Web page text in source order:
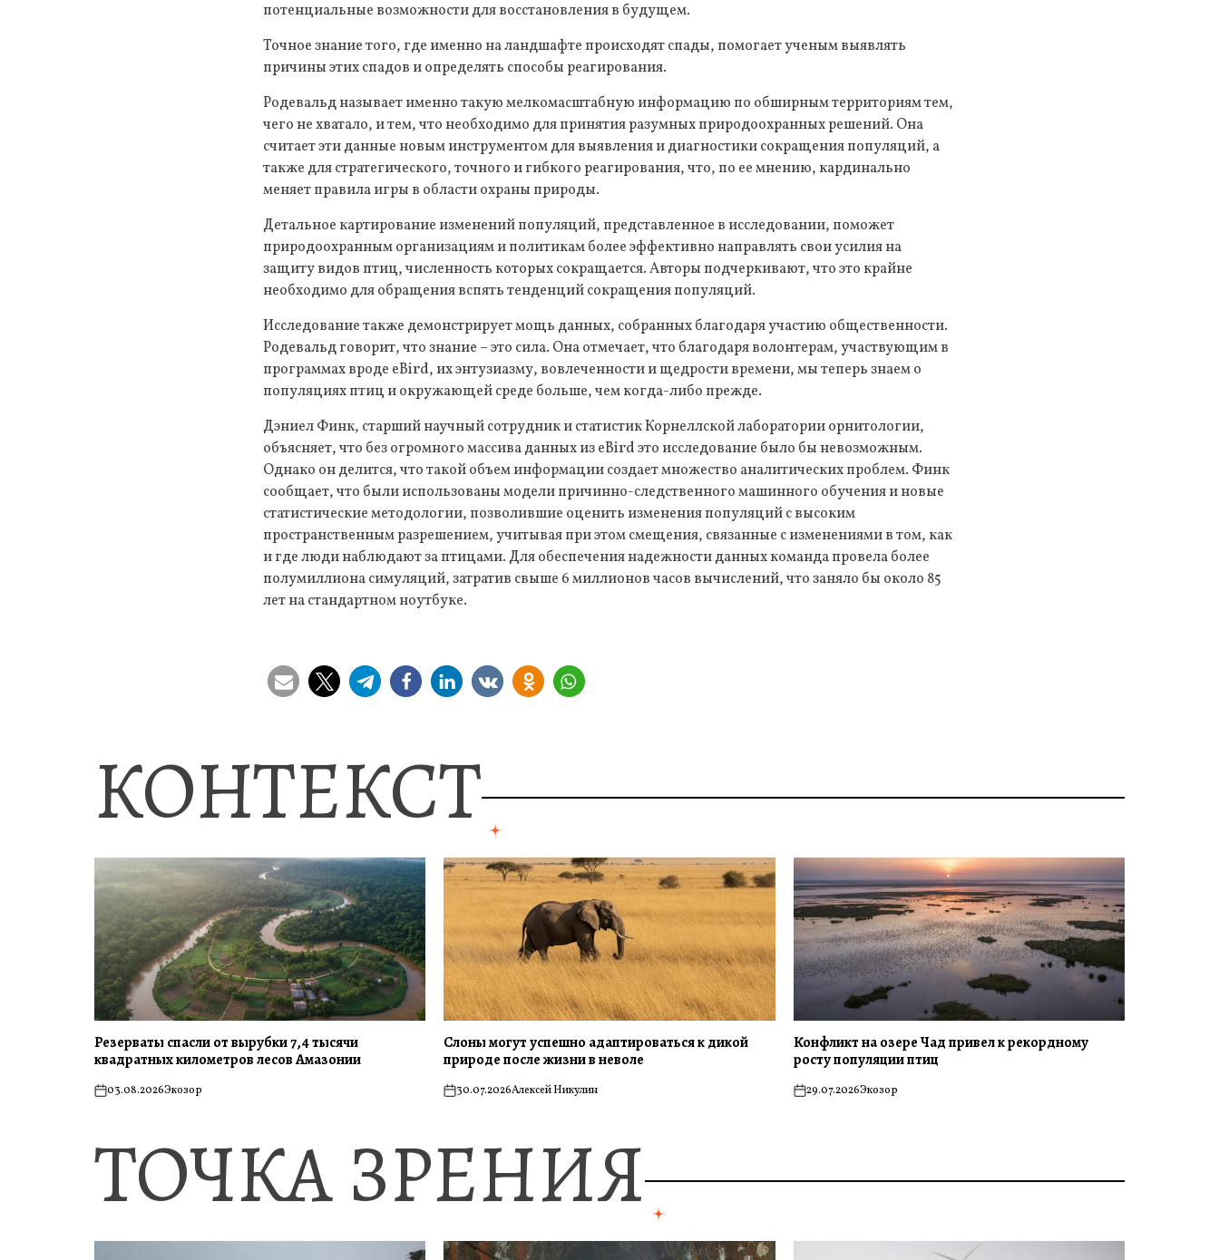
потенциальные возможности для восстановления в будущем.
Точное знание того, где именно на ландшафте происходят спады, помогает ученым выявлять
причины этих спадов и определять способы реагирования.
Родевальд называет именно такую мелкомасштабную информацию по обширным территориям тем,
чего не хватало, и тем, что необходимо для принятия разумных природоохранных решений. Она
считает эти данные новым инструментом для выявления и диагностики сокращения популяций, а
также для стратегического, точного и гибкого реагирования, что, по ее мнению, кардинально
меняет правила игры в области охраны природы.
Детальное картирование изменений популяций, представленное в исследовании, поможет
природоохранным организациям и политикам более эффективно направлять свои усилия на
защиту видов птиц, численность которых сокращается. Авторы подчеркивают, что это крайне
необходимо для обращения вспять тенденций сокращения популяций.
Исследование также демонстрирует мощь данных, собранных благодаря участию общественности.
Родевальд говорит, что знание – это сила. Она отмечает, что благодаря волонтерам, участвующим в
программах вроде eBird, их энтузиазму, вовлеченности и щедрости времени, мы теперь знаем о
популяциях птиц и окружающей среде больше, чем когда-либо прежде.
Дэниел Финк, старший научный сотрудник и статистик Корнеллской лаборатории орнитологии,
объясняет, что без огромного массива данных из eBird это исследование было бы невозможным.
Однако он делится, что такой объем информации создает множество аналитических проблем. Финк
сообщает, что были использованы модели причинно-следственного машинного обучения и новые
статистические методологии, позволившие оценить изменения популяций с высоким
пространственным разрешением, учитывая при этом смещения, связанные с изменениями в том, как
и где люди наблюдают за птицами. Для обеспечения надежности данных команда провела более
полумиллиона симуляций, затратив свыше 6 миллионов часов вычислений, что заняло бы около 85
лет на стандартном ноутбуке.
КОНТЕКСТ
Резерваты спасли от вырубки 7,4 тысячи
квадратных километров лесов Амазонии
on03.08.2026Экозор
Слоны могут успешно адаптироваться к дикой
природе после жизни в неволе
on30.07.2026Алексей Никулин
Конфликт на озере Чад привел к рекордному
росту популяции птиц
on29.07.2026Экозор
ТОЧКА ЗРЕНИЯ